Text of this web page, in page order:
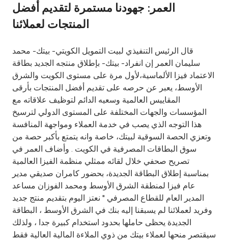
Tools & Services
Contact us
Branch & ATM locator
Germany
Malaysia
Turkey
Egypt
العمر: جهودنا مستمرة لتقديم أفضل
المنتجات لعملائنا
قال الرئيس التنفيذي لبيت التمويل الكويتي- بيتك- محمد
سليمان العمر إن انفراد- بيتك- بإطلاق منتجه الجديد بطاقة
الاعتماد فيزا الألماسية،لأول مرة على مستوى الكويت والشرق
الأوسط، يعبر عن حرصه على تقديم أفضل المنتجات بأرقى
المقاييس العالمية وسعيه الدائم لتوظيف علاقاته مع
المؤسسات والجهات المختلفة على المستوى الدولي لترسيخ
هذا التوجه الذي يصب في خدمة العملاء ومواجهة المنافسة
وتعزي الحصة السوقية لبيتك، خاصة وانه يتمتع بأكبر حصة من
سوق البطاقات المصرفية في الكويت . وأضاف العمر في
تصريح صحفي خلال لقائه ممثلي منظمة الفيزا العالمية
بمناسبة إطلاق البطاقة الجديدة، بحضور كامران صديقي مدير
عام فيزا لمنطقة الشرق الأوسط ومحمد الفوزان مساعد
المدير العام للقطاع المصرفي " نعتز اليوم بتقديم منتج جديد
وفريد لعملائنا لم يسبقنا إليه بنك في الشرق الأوسط ، البطاقة
الجديدة يحظى حاملها بحدود استخدام كبيرة جدا ، ولذلك
سيقتصر منحها لعملاء بيتك من ذوي الملاءة المالية العالية فقط